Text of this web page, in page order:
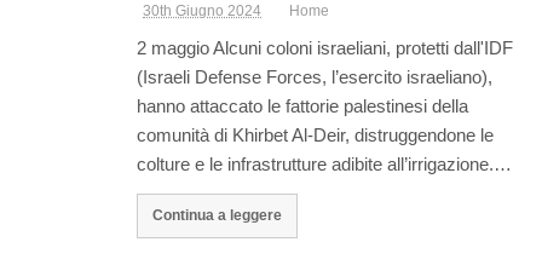
30th Giugno 2024 Home
2 maggio Alcuni coloni israeliani, protetti dall'IDF
(Israeli Defense Forces, l’esercito israeliano),
hanno attaccato le fattorie palestinesi della
comunità di Khirbet Al-Deir, distruggendone le
colture e le infrastrutture adibite all’irrigazione.…
Continua a leggere